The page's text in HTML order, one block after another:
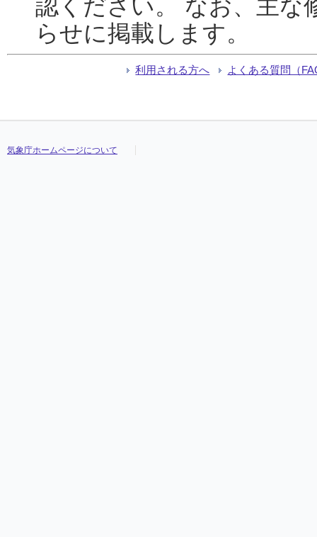
認ください。 なお、主な
らせに掲載します。
利用される方へ よくある質問（
気象庁ホームページについて